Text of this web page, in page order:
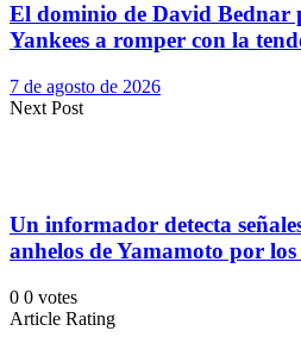
El dominio de David Bednar
Yankees a romper con la
7 de agosto de 2026
Next Post
Un informador detecta
anhelos de Yamamoto por los
0 0 votes
Article Rating